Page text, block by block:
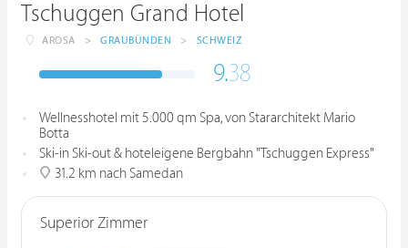
Tschuggen Grand Hotel
AROSA > GRAUBÜNDEN > SCHWEIZ
9.38
Wellnesshotel mit 5.000 qm Spa, von Stararchitekt Mario
Botta
Ski-in Ski-out & hoteleigene Bergbahn "Tschuggen Express"
31.2 km nach Samedan
Superior Zimmer